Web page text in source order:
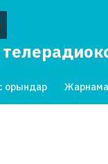
орындар Жарнама